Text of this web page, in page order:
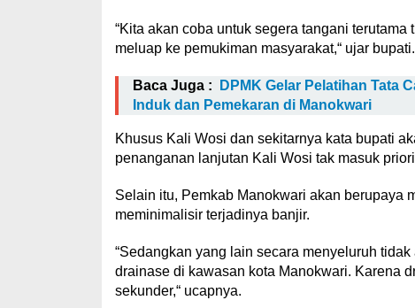
“Kita akan coba untuk segera tangani
meluap ke pemukiman masyarakat,“ ujar bupati.
Baca Juga :
DPMK Gelar Pelatihan Tata
Induk dan Pemekaran di Manokwari
Khusus Kali Wosi dan sekitarnya kata bupati
penanganan lanjutan Kali Wosi tak masuk
Selain itu, Pemkab Manokwari akan berupaya
meminimalisir terjadinya banjir.
“Sedangkan yang lain secara menyeluruh
drainase di kawasan kota Manokwari. Karena
sekunder,“ ucapnya.